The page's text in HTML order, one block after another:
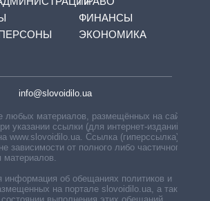
ФИНАНСЫ
ЭКОНОМИКА
info@slovoidilo.ua
любых материалов, размещённых на сайте,
указании ссылки (для интернет-изданий —
www.slovoidilo.ua. Ссылка (гиперссылка)
зависимости от полного либо частичного
материалов.
информация об обещаниях политиков и
на портале slovoidilo.ua, а также